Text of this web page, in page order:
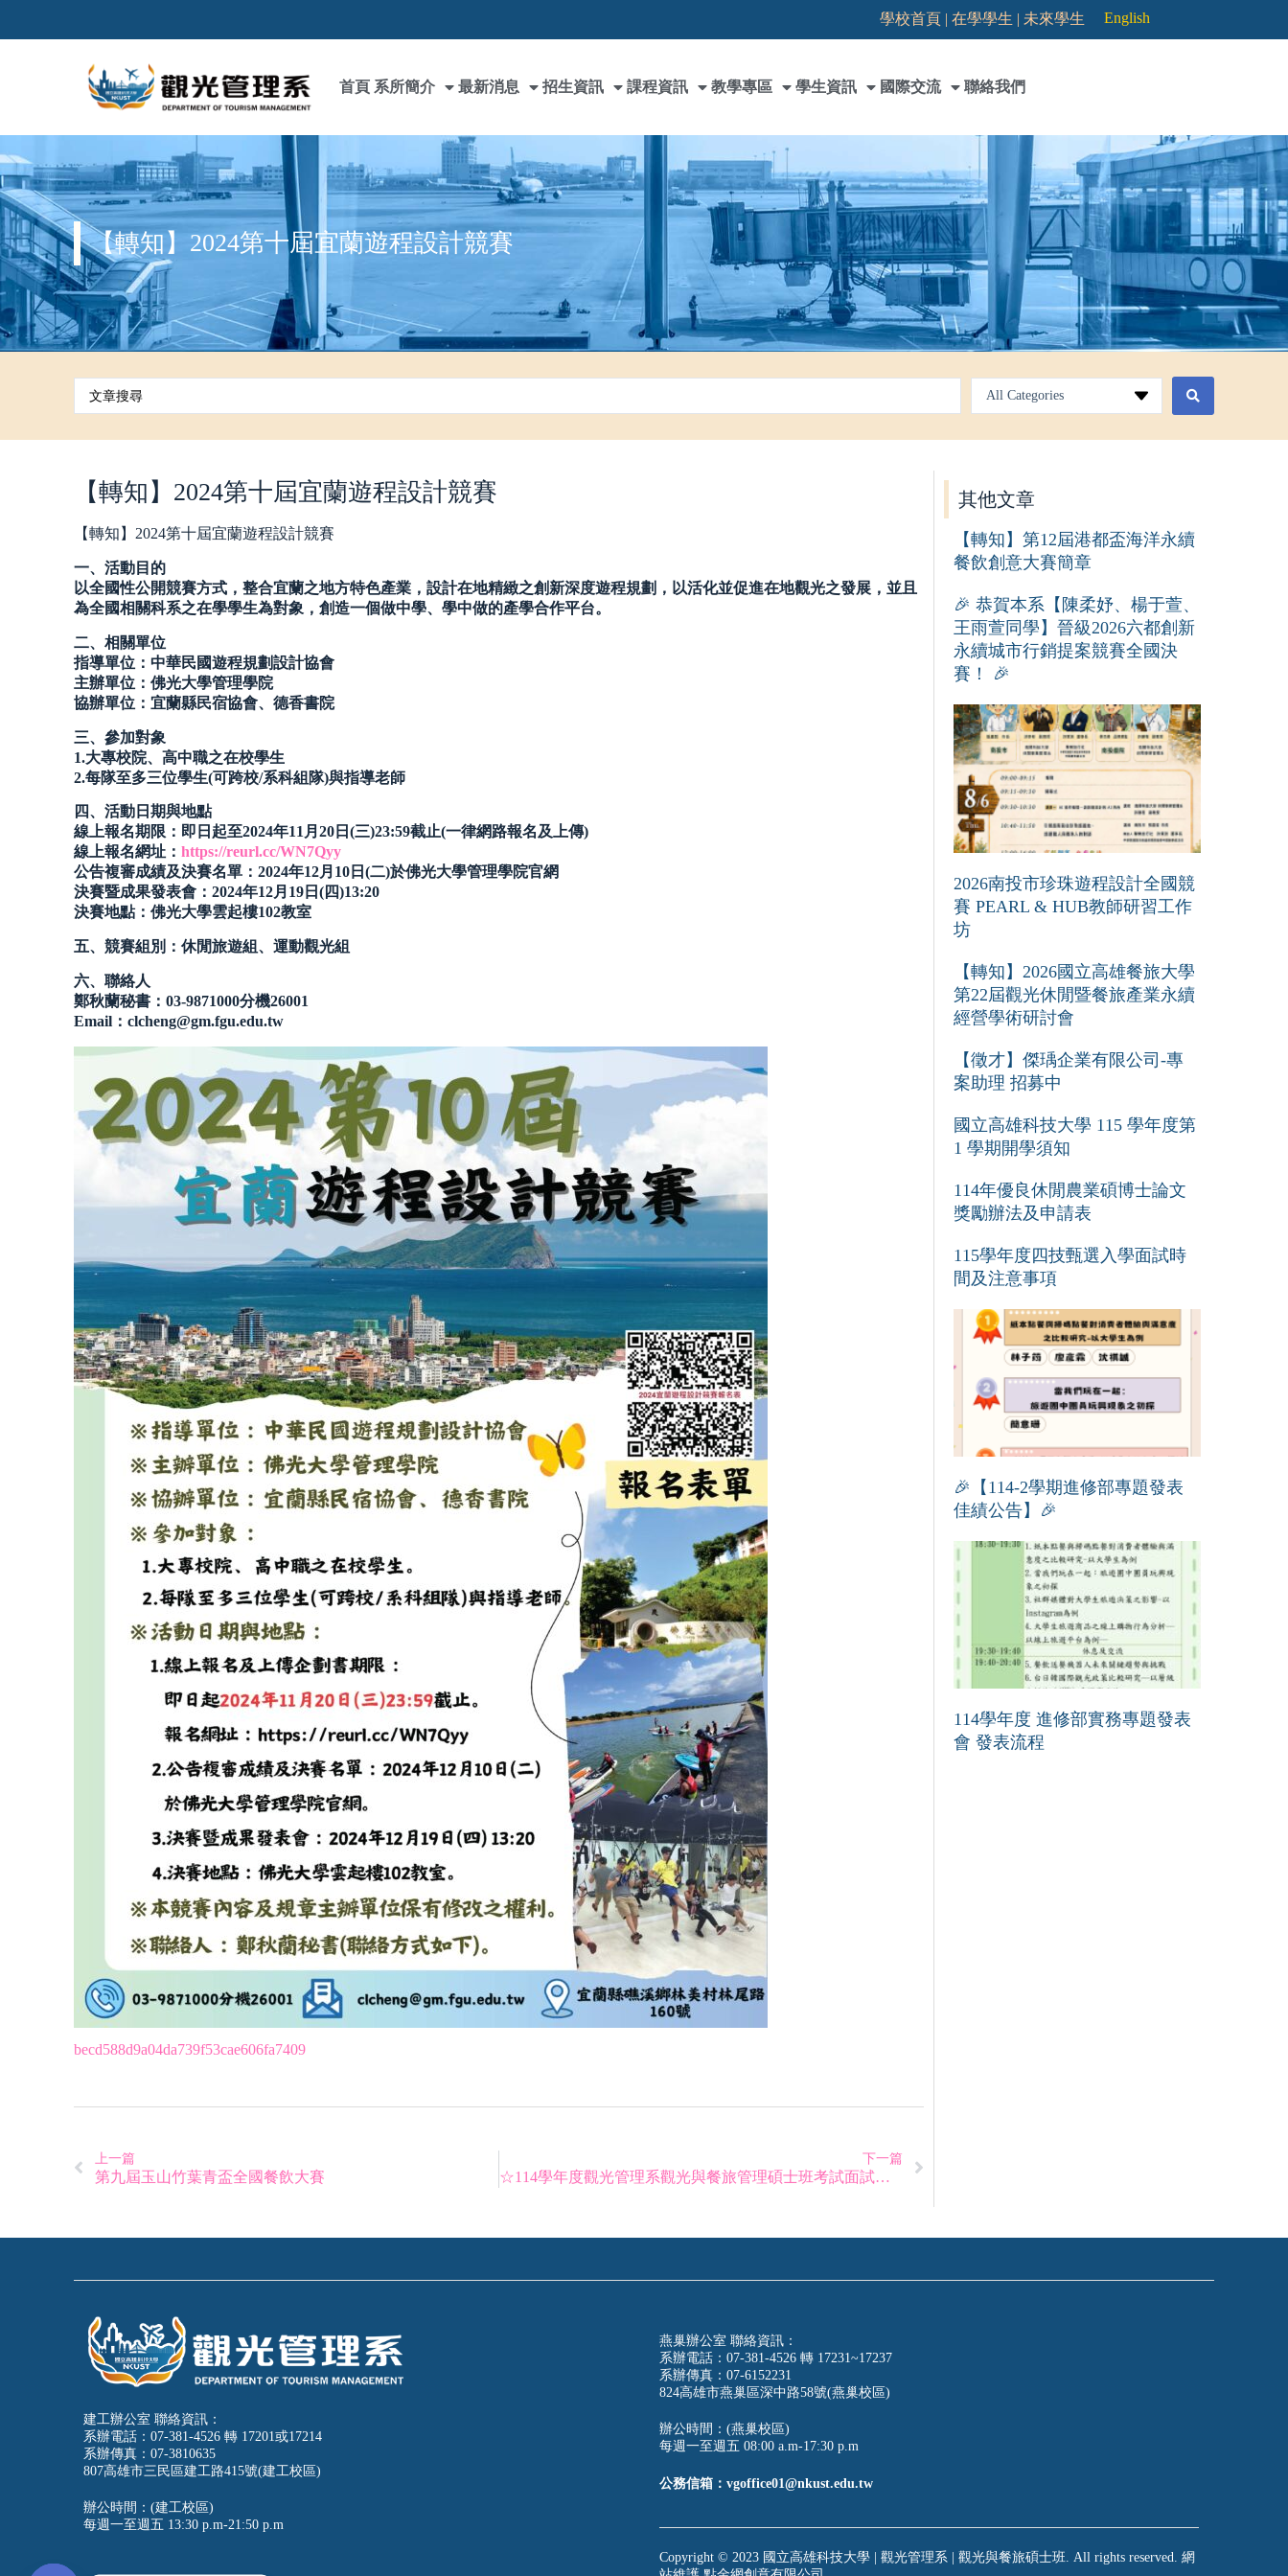
學校首頁 |在學學生 | 未來學生 English
首頁 系所簡介 最新消息 招生資訊 課程資訊 教學專區 學生資訊 國際交流 聯絡我們
【轉知】2024第十屆宜蘭遊程設計競賽
All Categories
【轉知】2024第十屆宜蘭遊程設計競賽
【轉知】2024第十屆宜蘭遊程設計競賽
一、活動目的
以全國性公開競賽方式，整合宜蘭之地方特色產業，設計在地精緻之創新深度遊程規劃，以活化並促進在地觀光之發展，並且
為全國相關科系之在學學生為對象，創造一個做中學、學中做的產學合作平台。
二、相關單位
指導單位：中華民國遊程規劃設計協會
主辦單位：佛光大學管理學院
協辦單位：宜蘭縣民宿協會、德香書院
三、參加對象
1.大專校院、高中職之在校學生
2.每隊至多三位學生(可跨校/系科組隊)與指導老師
四、活動日期與地點
線上報名期限：即日起至2024年11月20日(三)23:59截止(一律網路報名及上傳)
線上報名網址：https://reurl.cc/WN7Qyy
公告複審成績及決賽名單：2024年12月10日(二)於佛光大學管理學院官網
決賽暨成果發表會：2024年12月19日(四)13:20
決賽地點：佛光大學雲起樓102教室
五、競賽組別：休閒旅遊組、運動觀光組
六、聯絡人
鄭秋蘭秘書：03-9871000分機26001
Email：clcheng@gm.fgu.edu.tw
becd588d9a04da739f53cae606fa7409
上一篇
第九屆玉山竹葉青盃全國餐飲大賽
下一篇
☆114學年度觀光管理系觀光與餐旅管理碩士班考試面試時間表
其他文章
【轉知】第12屆港都盃海洋永續
餐飲創意大賽簡章
🎉 恭賀本系【陳柔妤、楊于萱、
王雨萱同學】晉級2026六都創新
永續城市行銷提案競賽全國決
賽！ 🎉
2026南投市珍珠遊程設計全國競
賽 PEARL & HUB教師研習工作
坊
【轉知】2026國立高雄餐旅大學
第22屆觀光休閒暨餐旅產業永續
經營學術研討會
【徵才】傑瑀企業有限公司-專
案助理 招募中
國立高雄科技大學 115 學年度第
1 學期開學須知
114年優良休閒農業碩博士論文
獎勵辦法及申請表
115學年度四技甄選入學面試時
間及注意事項
🎉【114-2學期進修部專題發表
佳績公告】🎉
114學年度 進修部實務專題發表
會 發表流程
建工辦公室 聯絡資訊：
系辦電話：07-381-4526 轉 17201或17214
系辦傳真：07-3810635
807高雄市三民區建工路415號(建工校區)
辦公時間：(建工校區)
每週一至週五 13:30 p.m-21:50 p.m
燕巢辦公室 聯絡資訊：
系辦電話：07-381-4526 轉 17231~17237
系辦傳真：07-6152231
824高雄市燕巢區深中路58號(燕巢校區)
辦公時間：(燕巢校區)
每週一至週五 08:00 a.m-17:30 p.m
公務信箱：vgoffice01@nkust.edu.tw
Copyright © 2023 國立高雄科技大學 | 觀光管理系 | 觀光與餐旅碩士班. All rights reserved. 網